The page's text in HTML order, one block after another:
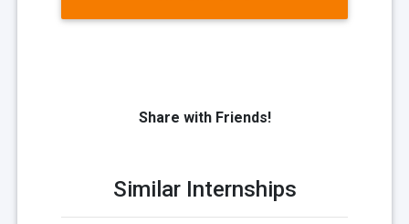
Share with Friends!
Similar Internships